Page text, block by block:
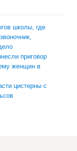
школы, где
приговор
женщин в
цистерны с